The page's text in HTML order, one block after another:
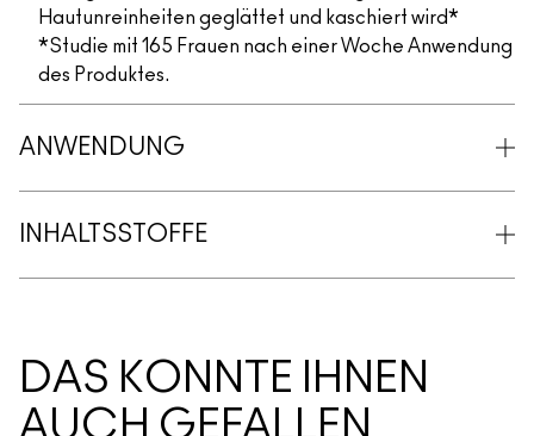
Hautunreinheiten geglättet und kaschiert wird*
*Studie mit 165 Frauen nach einer Woche Anwendung
des Produktes.
ANWENDUNG
INHALTSSTOFFE
DAS KÖNNTE IHNEN
AUCH GEFALLEN